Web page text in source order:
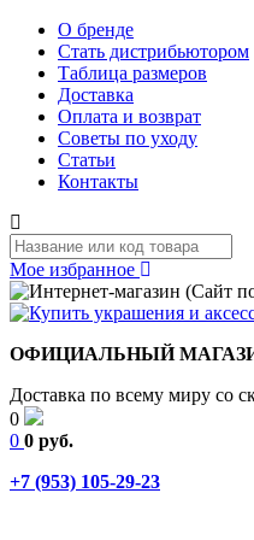
О бренде
Стать дистрибьютором
Таблица размеров
Доставка
Оплата и возврат
Советы по уходу
Статьи
Контакты
Мое избранное
ОФИЦИАЛЬНЫЙ
Доставка по всему миру со
0
0 0 руб.
+7 (953) 105-29-23